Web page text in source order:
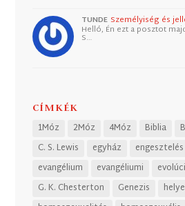
TUNDE Személyiség és
Helló, Én ezt a posztot
S…
CÍMKÉK
1Móz 2Móz 4Móz Biblia
C. S. Lewis
egyház engesztelés
evangélium
evangéliumi
G. K. Chesterton
Genezis